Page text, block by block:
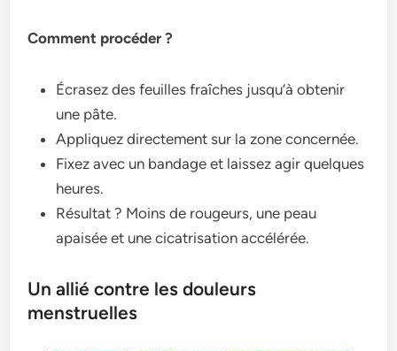
Comment procéder ?
Écrasez des feuilles fraîches jusqu’à obtenir
une pâte.
Appliquez directement sur la zone concernée.
Fixez avec un bandage et laissez agir quelques
heures.
Résultat ? Moins de rougeurs, une peau
apaisée et une cicatrisation accélérée.
Un allié contre les douleurs
menstruelles